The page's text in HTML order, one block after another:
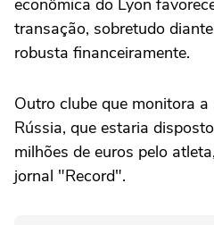
econômica do Lyon
transação, sobretudo
robusta financeiramente.
Outro clube que monitora
Rússia, que estaria
milhões de euros pelo
jornal "Record".